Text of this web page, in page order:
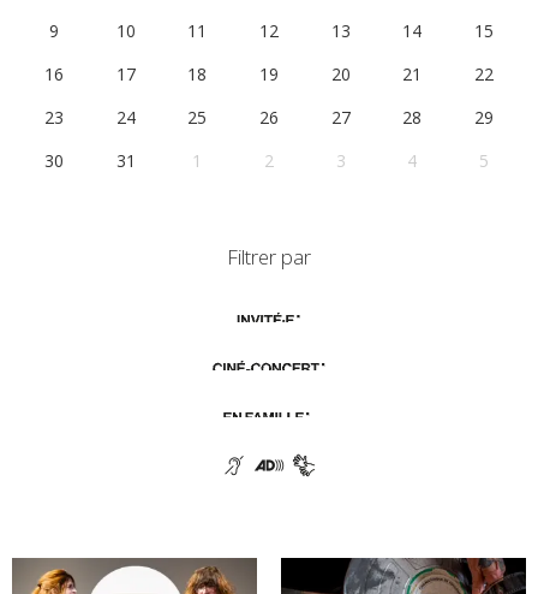
9
10 11 12 13 14
15
16
17 18 19 20 21
22
23
24 25 26 27 28
29
30
31 1 2 3 4 5
Filtrer par